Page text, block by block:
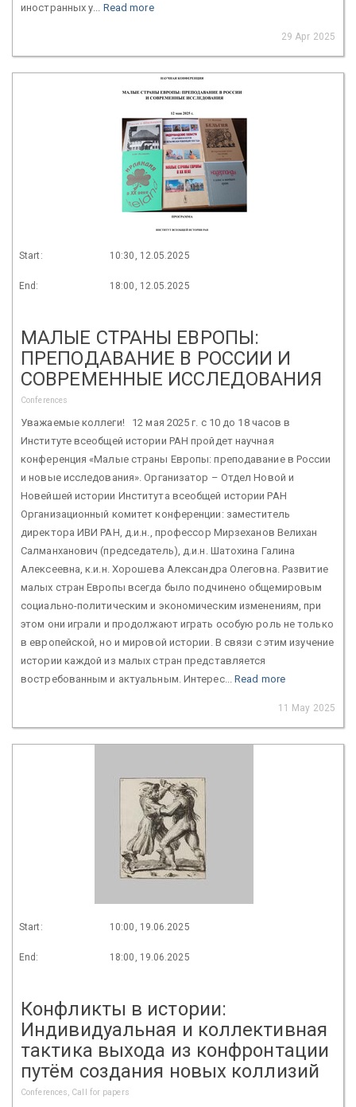
иностранных у... Read more
29 Apr 2025
Start: 10:30, 12.05.2025
End: 18:00, 12.05.2025
МАЛЫЕ СТРАНЫ ЕВРОПЫ:
ПРЕПОДАВАНИЕ В РОССИИ И
СОВРЕМЕННЫЕ ИССЛЕДОВАНИЯ
Conferences
Уважаемые коллеги! 12 мая 2025 г. с 10 до 18 часов в
Институте всеобщей истории РАН пройдет научная
конференция «Малые страны Европы: преподавание в России
и новые исследования». Организатор – Отдел Новой и
Новейшей истории Института всеобщей истории РАН
Организационный комитет конференции: заместитель
директора ИВИ РАН, д.и.н., профессор Мирзеханов Велихан
Салманханович (председатель), д.и.н. Шатохина Галина
Алексеевна, к.и.н. Хорошева Александра Олеговна. Развитие
малых стран Европы всегда было подчинено общемировым
социально-политическим и экономическим изменениям, при
этом они играли и продолжают играть особую роль не только
в европейской, но и мировой истории. В связи с этим изучение
истории каждой из малых стран представляется
востребованным и актуальным. Интерес... Read more
11 May 2025
Start: 10:00, 19.06.2025
End: 18:00, 19.06.2025
Конфликты в истории:
Индивидуальная и коллективная
тактика выхода из конфронтации
путём создания новых коллизий
Conferences, Call for papers